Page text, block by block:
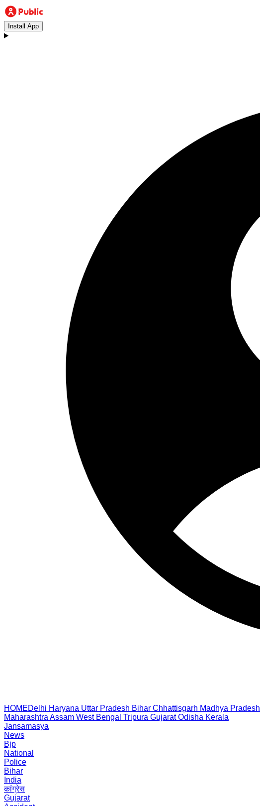
Install App
HOMEDelhi Haryana Uttar Pradesh Bihar Chhattisgarh Madhya Pradesh
Maharashtra Assam West Bengal Tripura Gujarat Odisha Kerala
Jansamasya
News
Bjp
National
Police
Bihar
India
कांग्रेस
Gujarat